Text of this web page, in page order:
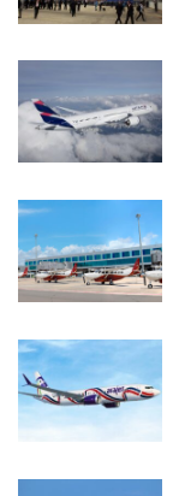
SUSTENTABILIDADE